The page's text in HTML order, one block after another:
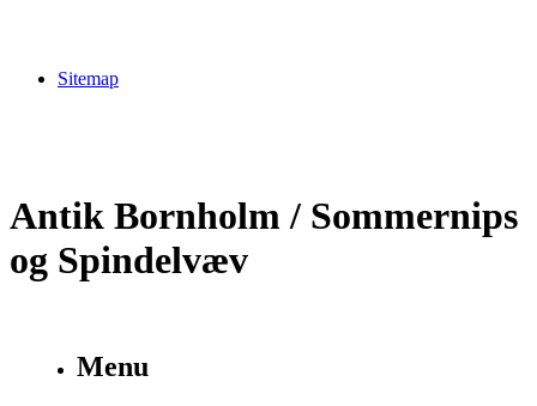
Sitemap
Antik Bornholm / Sommernips
og Spindelvæv
Menu